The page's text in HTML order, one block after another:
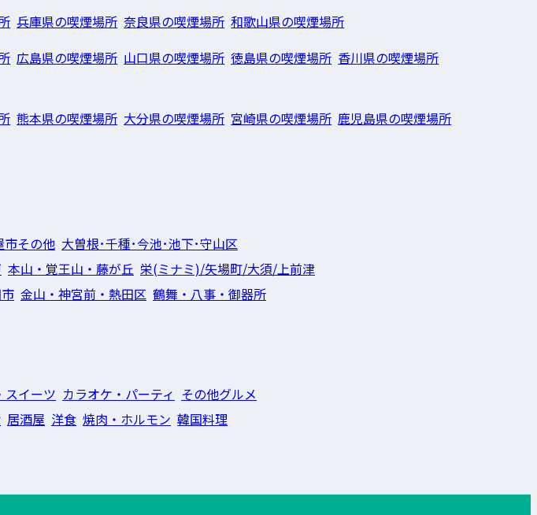
兵庫県の喫煙場所 奈良県の喫煙場所 和歌山県の喫煙場所
広島県の喫煙場所 山口県の喫煙場所 徳島県の喫煙場所 香川県の喫煙場所
熊本県の喫煙場所 大分県の喫煙場所 宮崎県の喫煙場所 鹿児島県の喫煙場所
市その他 大曽根･千種･今池･池下･守山区
本山・覚王山・藤が丘 栄(ミナミ)/矢場町/大須/上前津
金山・神宮前・熱田区 鶴舞・八事・御器所
スイーツ カラオケ・パーティ その他グルメ
居酒屋 洋食 焼肉・ホルモン 韓国料理